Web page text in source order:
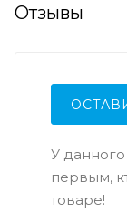
Отзывы
У данного
первым,
товаре!